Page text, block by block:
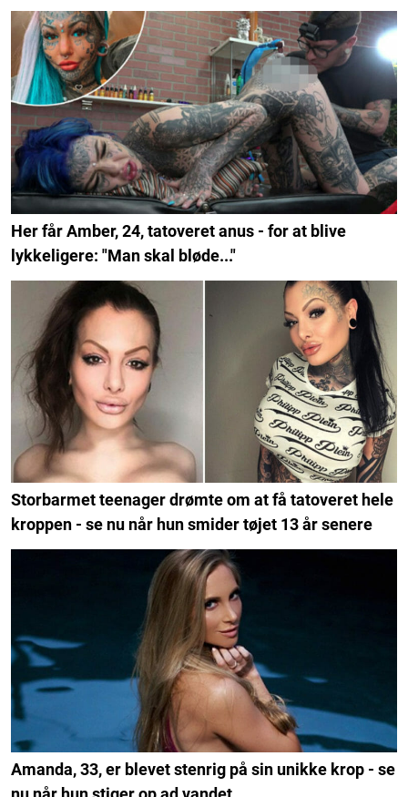
Her får Amber, 24, tatoveret anus - for at blive
lykkeligere: "Man skal bløde..."
Storbarmet teenager drømte om at få tatoveret hele
kroppen - se nu når hun smider tøjet 13 år senere
Amanda, 33, er blevet stenrig på sin unikke krop - se